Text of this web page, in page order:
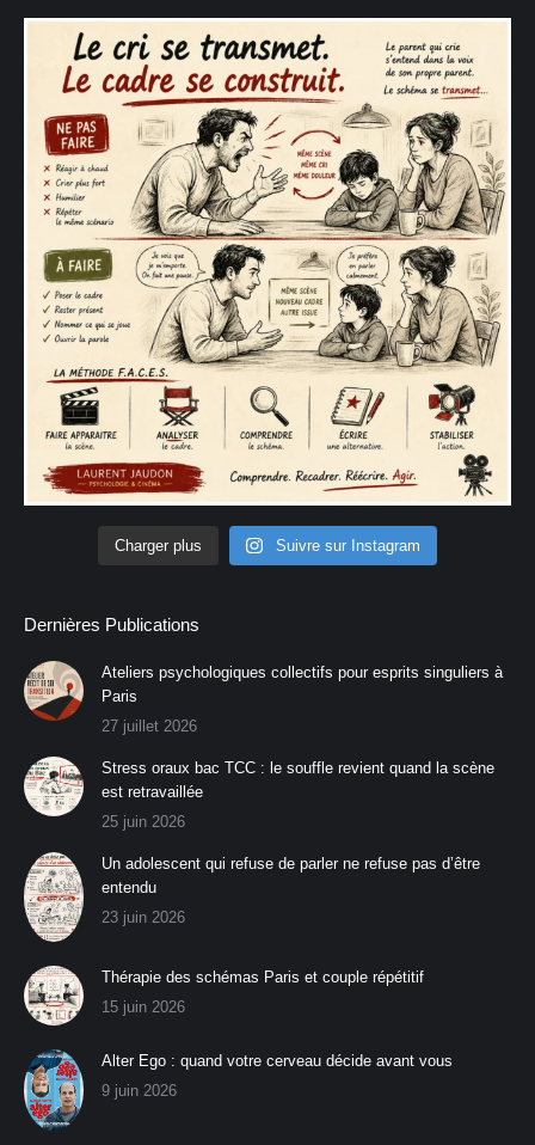
nouvelle
fenêtre
nouvelle
fenêtre
nouvelle
fenêtre
Charger plus Suivre sur Instagram
Dernières Publications
Ateliers psychologiques collectifs pour esprits singuliers à
Paris
27 juillet 2026
Stress oraux bac TCC : le souffle revient quand la scène
est retravaillée
25 juin 2026
Un adolescent qui refuse de parler ne refuse pas d’être
entendu
23 juin 2026
Thérapie des schémas Paris et couple répétitif
15 juin 2026
Alter Ego : quand votre cerveau décide avant vous
9 juin 2026